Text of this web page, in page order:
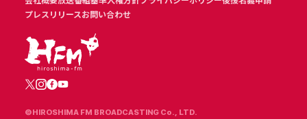
プレスリリースお問い合わせ
©HIROSHIMA FM BROADCASTING Co., LTD.